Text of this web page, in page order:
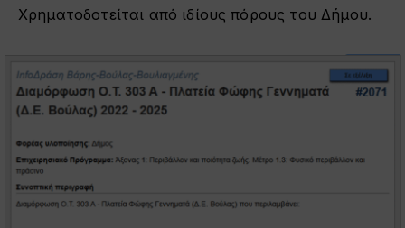
Χρηματοδοτείται από ιδίους πόρους του Δήμου.